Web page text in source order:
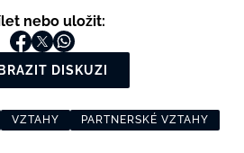
nebo uložit:
DISKUZI
VZTAHY PARTNERSKÉ VZTAHY